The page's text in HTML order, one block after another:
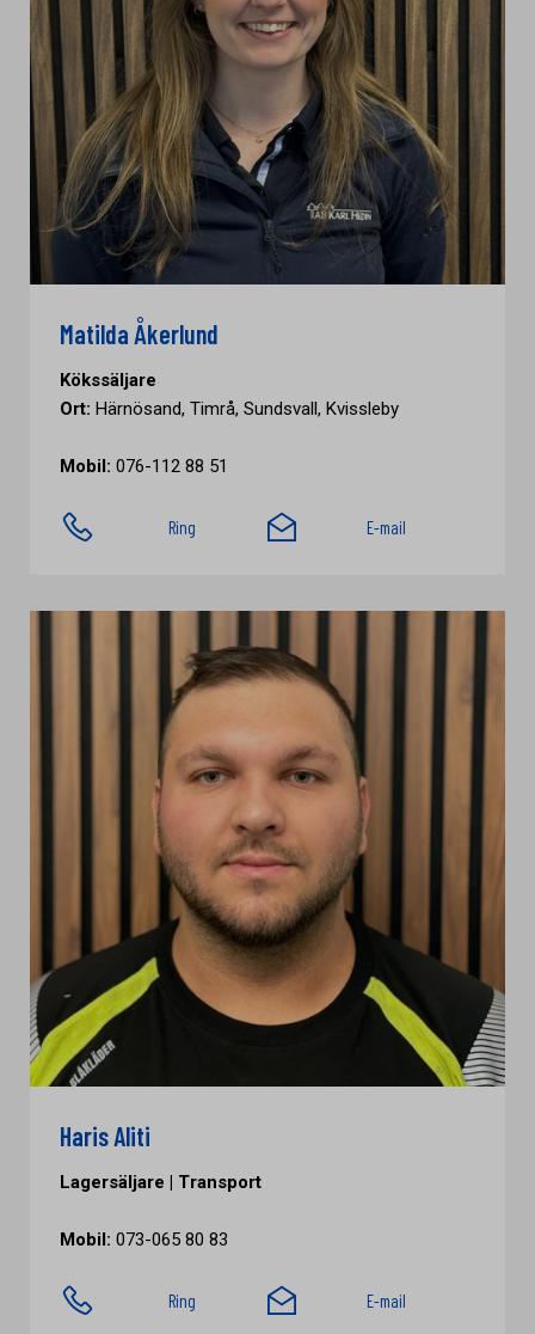
Matilda Åkerlund
Kökssäljare
Ort: Härnösand, Timrå, Sundsvall, Kvissleby
Mobil: 076-112 88 51
Ring E-mail
Haris Aliti
Lagersäljare | Transport
Mobil: 073-065 80 83
Ring E-mail